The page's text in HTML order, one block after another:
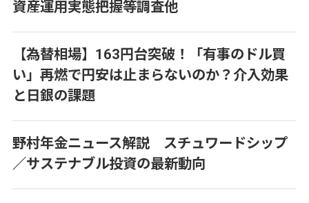
資産運用実態把握等調査他
【為替相場】163円台突破！「有事のドル買
い」再燃で円安は止まらないのか？介入効果
と日銀の課題
野村年金ニュース解説 スチュワードシップ
／サステナブル投資の最新動向